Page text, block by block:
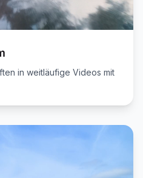
in weitläufige Videos mit